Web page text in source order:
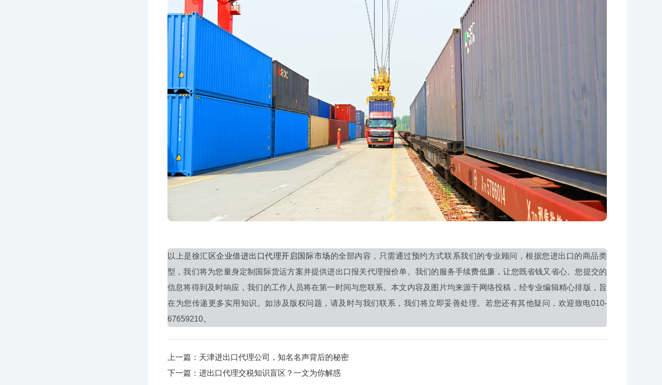
以上是徐汇区企业借进出口代理开启国际市场的全部内容，只需通过预约方式联系我们的专业顾问，根据您进出口的商品类
型，我们将为您量身定制国际货运方案并提供进出口报关代理报价单。我们的服务手续费低廉，让您既省钱又省心。您提交的
信息将得到及时响应，我们的工作人员将在第一时间与您联系。本文内容及图片均来源于网络投稿，经专业编辑精心排版，旨
在为您传递更多实用知识。如涉及版权问题，请及时与我们联系，我们将立即妥善处理。若您还有其他疑问，欢迎致电010-
67659210。
上一篇：天津进出口代理公司，知名名声背后的秘密
下一篇：进出口代理交税知识盲区？一文为你解惑